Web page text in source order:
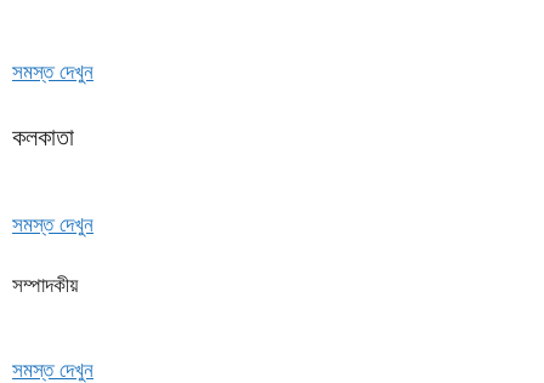
সমস্ত দেখুন
কলকাতা
সমস্ত দেখুন
সম্পাদকীয়
সমস্ত দেখুন